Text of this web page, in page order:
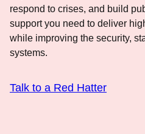
respond to crises, and build
support you need to deliver
while improving the security,
systems.
Talk to a Red Hatter